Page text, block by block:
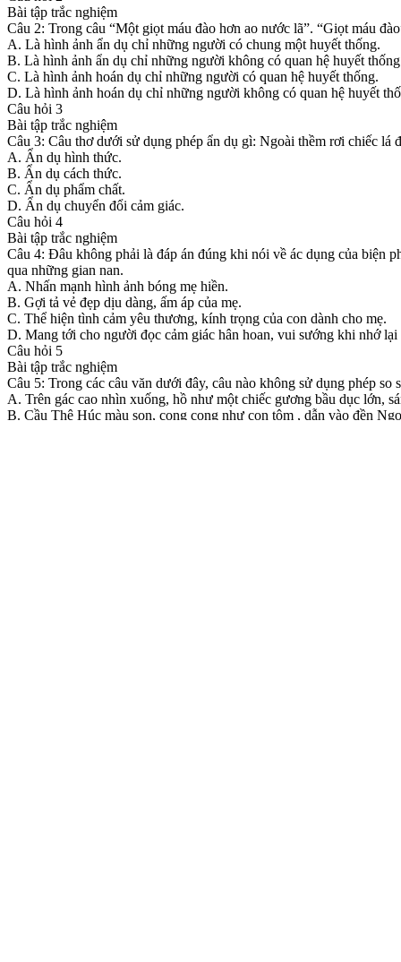
Bài tập trắc nghiệm
Câu 2: Trong câu “Một giọt máu đào hơn ao nước lã”. “Giọt máu
A. Là hình ảnh ẩn dụ chỉ những người có chung một huyết thống.
B. Là hình ảnh ẩn dụ chỉ những người không có quan hệ huyết
C. Là hình ảnh hoán dụ chỉ những người có quan hệ huyết thống.
D. Là hình ảnh hoán dụ chỉ những người không có quan hệ huyết
Câu hỏi 3
Bài tập trắc nghiệm
Câu 3: Câu thơ dưới sử dụng phép ẩn dụ gì: Ngoài thềm rơi chiếc
A. Ẩn dụ hình thức.
B. Ẩn dụ cách thức.
C. Ẩn dụ phẩm chất.
D. Ẩn dụ chuyển đổi cảm giác.
Câu hỏi 4
Bài tập trắc nghiệm
Câu 4: Đâu không phải là đáp án đúng khi nói về ác dụng của biện
qua những gian nan.
A. Nhấn mạnh hình ảnh bóng mẹ hiền.
B. Gợi tả vẻ đẹp dịu dàng, ấm áp của mẹ.
C. Thể hiện tình cảm yêu thương, kính trọng của con dành cho mẹ.
D. Mang tới cho người đọc cảm giác hân hoan, vui sướng khi nhớ
Câu hỏi 5
Bài tập trắc nghiệm
Câu 5: Trong các câu văn dưới đây, câu nào không sử dụng phép so
A. Trên gác cao nhìn xuống, hồ như một chiếc gương bầu dục lớn,
B. Cầu Thê Húc màu son, cong cong như con tôm , dẫn vào đền